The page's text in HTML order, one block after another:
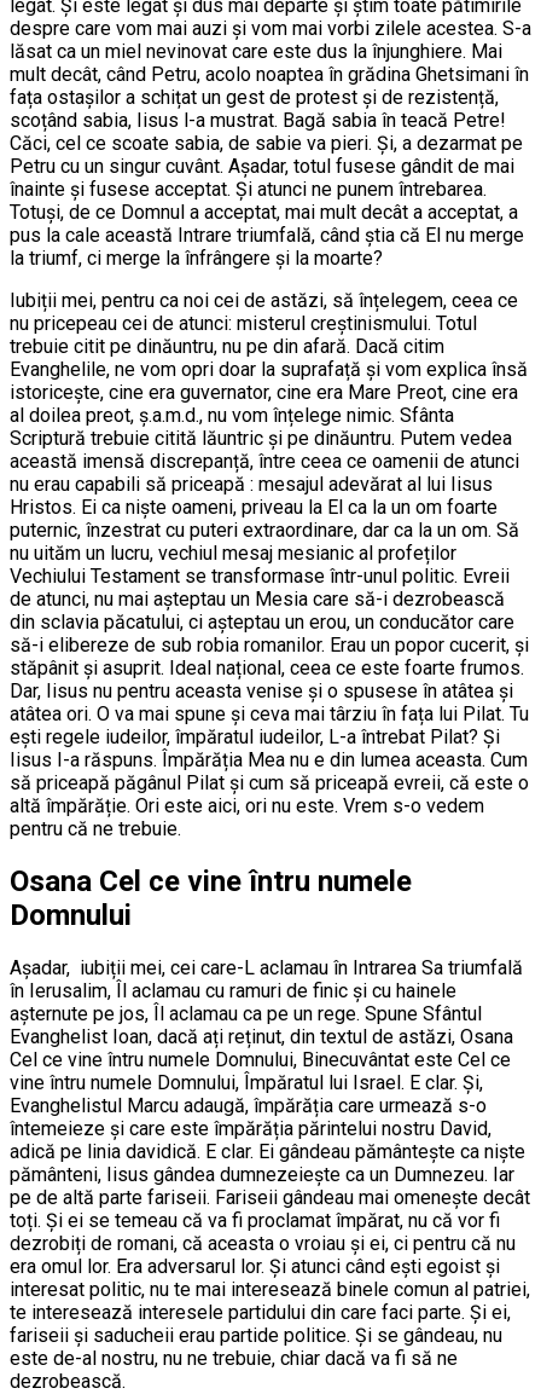
legat. Și este legat și dus mai departe și știm toate pătimirile
despre care vom mai auzi și vom mai vorbi zilele acestea. S-a
lăsat ca un miel nevinovat care este dus la înjunghiere. Mai
mult decât, când Petru, acolo noaptea în grădina Ghetsimani în
fața ostașilor a schițat un gest de protest și de rezistență,
scoțând sabia, Iisus l-a mustrat. Bagă sabia în teacă Petre!
Căci, cel ce scoate sabia, de sabie va pieri. Și, a dezarmat pe
Petru cu un singur cuvânt. Așadar, totul fusese gândit de mai
înainte și fusese acceptat. Și atunci ne punem întrebarea.
Totuși, de ce Domnul a acceptat, mai mult decât a acceptat, a
pus la cale această Intrare triumfală, când știa că El nu merge
la triumf, ci merge la înfrângere și la moarte?
Iubiții mei, pentru ca noi cei de astăzi, să înțelegem, ceea ce
nu pricepeau cei de atunci: misterul creștinismului. Totul
trebuie citit pe dinăuntru, nu pe din afară. Dacă citim
Evanghelile, ne vom opri doar la suprafață și vom explica însă
istoricește, cine era guvernator, cine era Mare Preot, cine era
al doilea preot, ș.a.m.d., nu vom înțelege nimic. Sfânta
Scriptură trebuie citită lăuntric și pe dinăuntru. Putem vedea
această imensă discrepanță, între ceea ce oamenii de atunci
nu erau capabili să priceapă : mesajul adevărat al lui Iisus
Hristos. Ei ca niște oameni, priveau la El ca la un om foarte
puternic, înzestrat cu puteri extraordinare, dar ca la un om. Să
nu uităm un lucru, vechiul mesaj mesianic al profeților
Vechiului Testament se transformase într-unul politic. Evreii
de atunci, nu mai așteptau un Mesia care să-i dezrobească
din sclavia păcatului, ci așteptau un erou, un conducător care
să-i elibereze de sub robia romanilor. Erau un popor cucerit, și
stăpânit și asuprit. Ideal național, ceea ce este foarte frumos.
Dar, Iisus nu pentru aceasta venise și o spusese în atâtea și
atâtea ori. O va mai spune și ceva mai târziu în fața lui Pilat. Tu
ești regele iudeilor, împăratul iudeilor, L-a întrebat Pilat? Și
Iisus I-a răspuns. Împărăția Mea nu e din lumea aceasta. Cum
să priceapă păgânul Pilat și cum să priceapă evreii, că este o
altă împărăție. Ori este aici, ori nu este. Vrem s-o vedem
pentru că ne trebuie.
Osana Cel ce vine întru numele
Domnului
Așadar, iubiții mei, cei care-L aclamau în Intrarea Sa triumfală
în Ierusalim, Îl aclamau cu ramuri de finic și cu hainele
așternute pe jos, Îl aclamau ca pe un rege. Spune Sfântul
Evanghelist Ioan, dacă ați reținut, din textul de astăzi, Osana
Cel ce vine întru numele Domnului, Binecuvântat este Cel ce
vine întru numele Domnului, Împăratul lui Israel. E clar. Și,
Evanghelistul Marcu adaugă, împărăția care urmează s-o
întemeieze și care este împărăția părintelui nostru David,
adică pe linia davidică. E clar. Ei gândeau pământește ca niște
pământeni, Iisus gândea dumnezeiește ca un Dumnezeu. Iar
pe de altă parte fariseii. Fariseii gândeau mai omenește decât
toți. Și ei se temeau că va fi proclamat împărat, nu că vor fi
dezrobiți de romani, că aceasta o vroiau și ei, ci pentru că nu
era omul lor. Era adversarul lor. Și atunci când ești egoist și
interesat politic, nu te mai interesează binele comun al patriei,
te interesează interesele partidului din care faci parte. Și ei,
fariseii și saducheii erau partide politice. Și se gândeau, nu
este de-al nostru, nu ne trebuie, chiar dacă va fi să ne
dezrobească.